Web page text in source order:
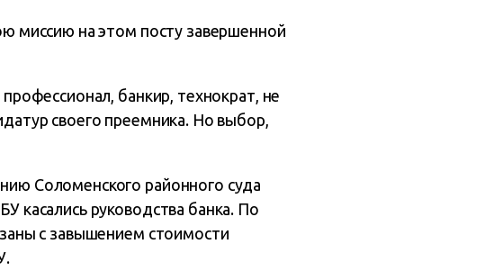
миссию на этом посту завершенной
банкир, технократ, не
своего преемника. Но выбор,
Соломенского районного суда
касались руководства банка. По
с завышением стоимости